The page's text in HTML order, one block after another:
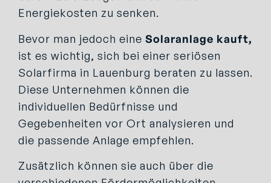
Energiekosten zu senken.
Bevor man jedoch eine Solaranlage kauft,
ist es wichtig, sich bei einer seriösen
Solarfirma in Lauenburg beraten zu lassen.
Diese Unternehmen können die
individuellen Bedürfnisse und
Gegebenheiten vor Ort analysieren und
die passende Anlage empfehlen.
Zusätzlich können sie auch über die